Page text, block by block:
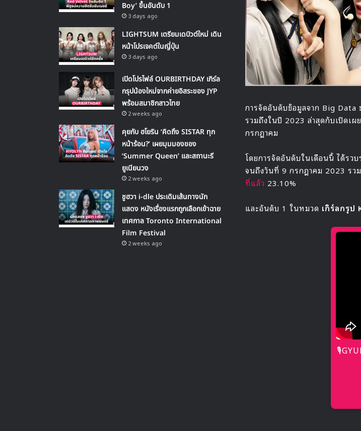
การจัดอันดับข้อมูลจาก Big
รวมถึงในปี 2023 ล่าสุดกับเปิดเ
กรกฎาคม
โดยการจัดอันดับในเดือนนี้ ได้รว
จนถึงวันที่ 9 กรกฎาคม 2023 รว
ที่แล้ว 23.10%
และอันดับ 1 ในหมวด เกิร์ลกรุป
Boy’ ขึ้นอันดับ 1
3 days ago
LIGHTSUM เตรียมเดบิวต์ใหม่ เดิน
หน้าโปรเจคต์ในญี่ปุ่น
3 days ago
เปิดโปรไฟล์ OURBIRTHDAY เกิร์ล
กรุปน้องใหม่จากค่ายอิสระของ JYP
พร้อมสมาชิกสาวไทย
2 weeks ago
คุยกับ ฮโยริน ‘คิดถึง SISTAR ทุก
หน้าร้อน?’ เผยมุมมองของ
‘Summer Queen’ และสถานะรี
ยูเนียนวง
2 weeks ago
ชูฮวา i-dle ประเดิมเส้นทางนัก
แสดง หนังเรื่องแรกถูกเลือกเข้าฉาย
เทศกาล Toronto International
Film Festival
2 weeks ago